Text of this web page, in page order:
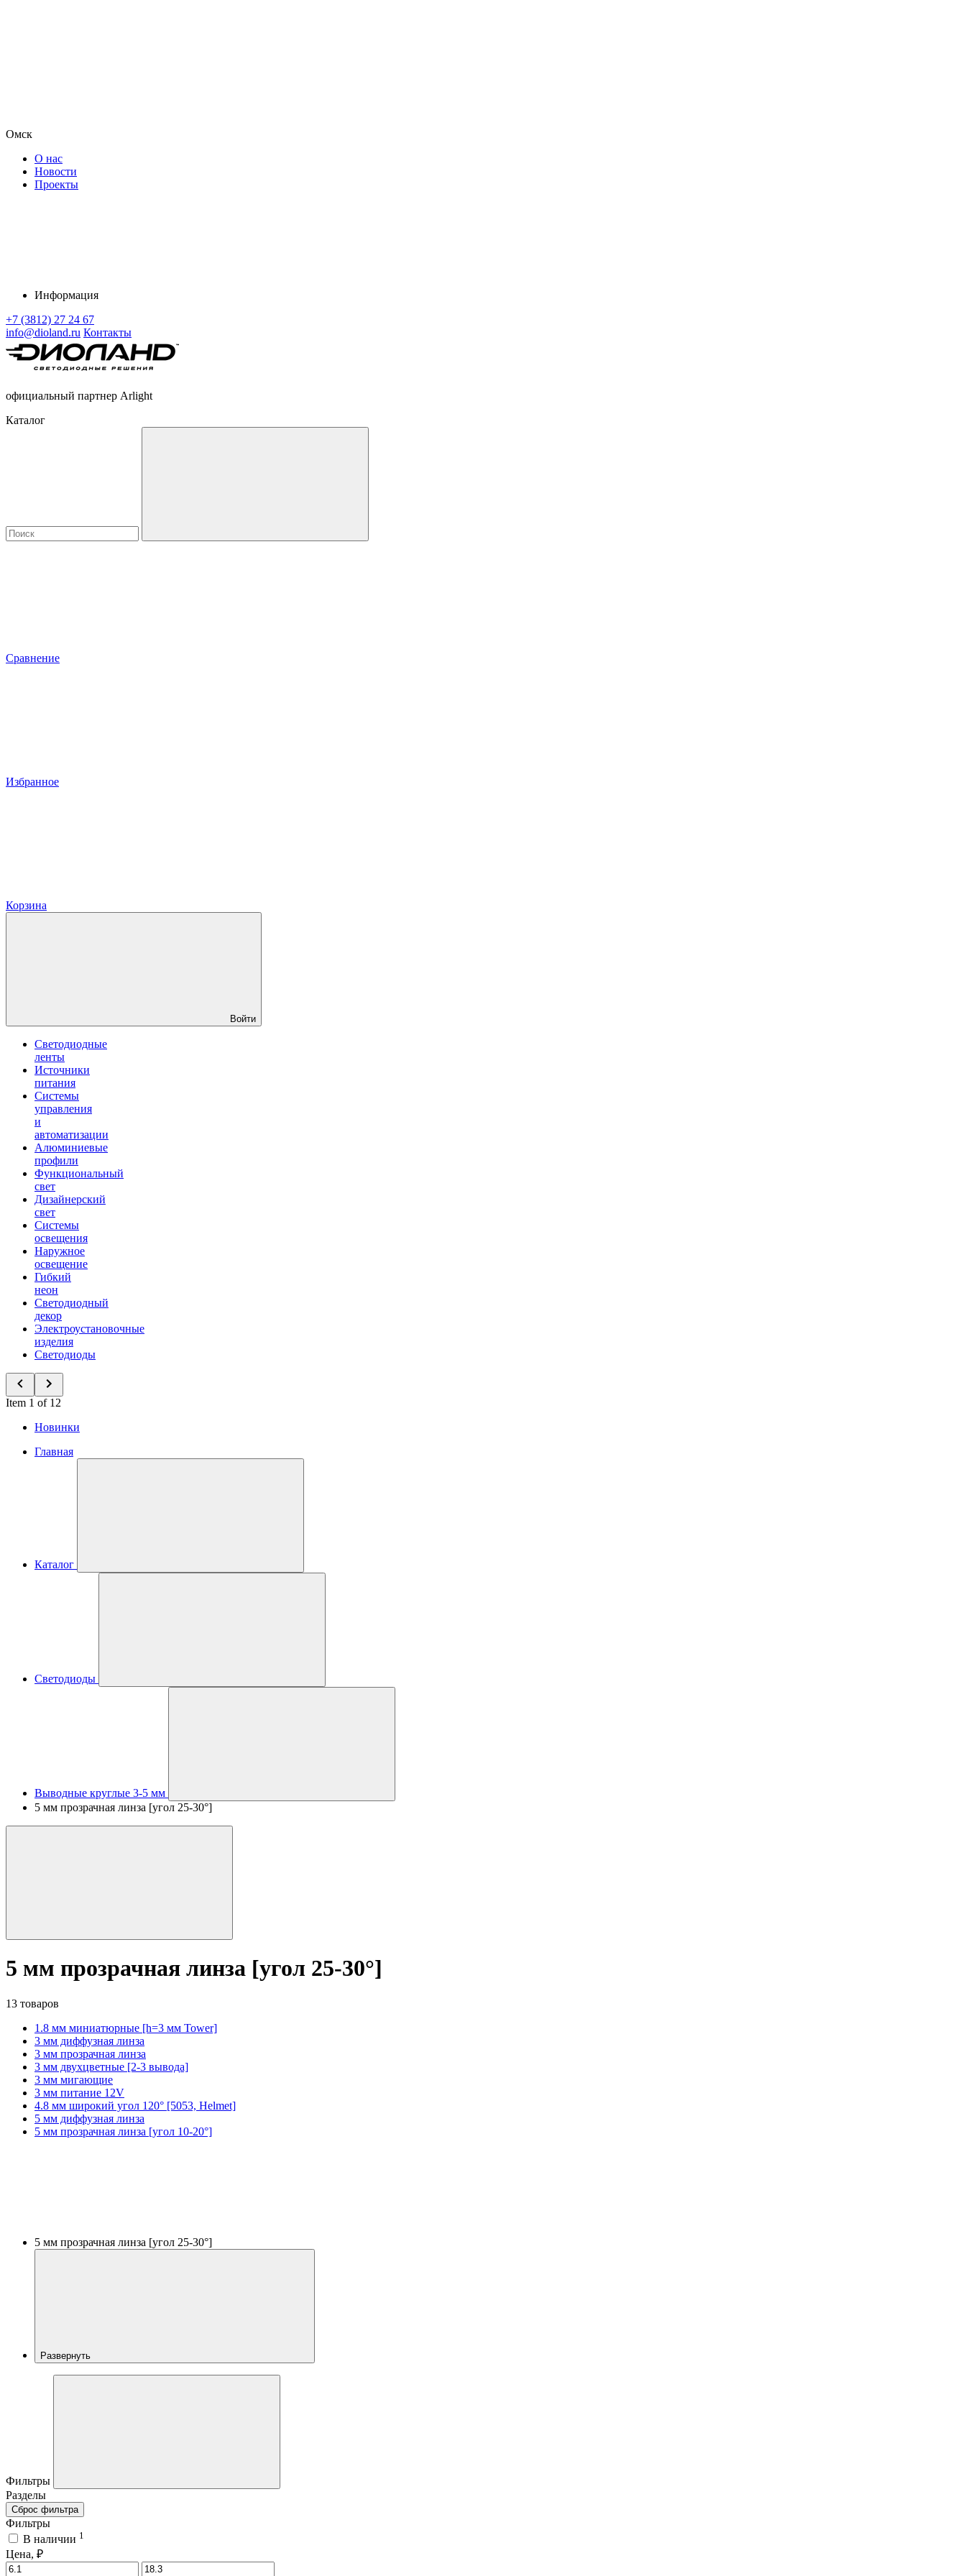
Омск
О нас
Новости
Проекты
Информация
+7 (3812) 27 24 67
info@dioland.ru Контакты
официальный партнер Arlight
Каталог
Сравнение
Избранное
Корзина
Войти
Светодиодные
ленты
Источники
питания
Системы
управления
и
автоматизации
Алюминиевые
профили
Функциональный
свет
Дизайнерский
свет
Системы
освещения
Наружное
освещение
Гибкий
неон
Светодиодный
декор
Электроустановочные
изделия
Светодиоды
Item 1 of 12
Новинки
Главная
Каталог
Светодиоды
Выводные круглые 3-5 мм
5 мм прозрачная линза [угол 25-30°]
5 мм прозрачная линза [угол 25-30°]
13 товаров
1.8 мм миниатюрные [h=3 мм Tower]
3 мм диффузная линза
3 мм прозрачная линза
3 мм двухцветные [2-3 вывода]
3 мм мигающие
3 мм питание 12V
4.8 мм широкий угол 120° [5053, Helmet]
5 мм диффузная линза
5 мм прозрачная линза [угол 10-20°]
5 мм прозрачная линза [угол 25-30°]
Развернуть
Фильтры
Разделы
Сброс фильтра
Фильтры
В наличии 1
Цена, ₽